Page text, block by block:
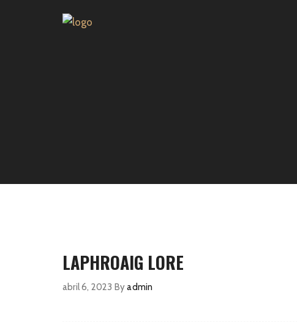
LAPHROAIG LORE
abril 6, 2023 Byadmin